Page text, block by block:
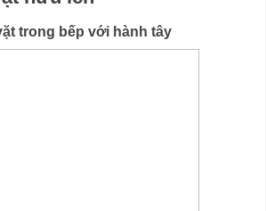
trong bếp với hành tây